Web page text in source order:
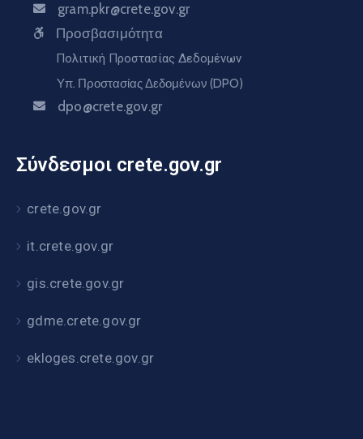
gram.pkr@crete.gov.gr
Προσβασιμότητα
Πολιτική Προστασίας Δεδομένων
Υπ. Προστασίας Δεδομένων (DPO)
dpo@crete.gov.gr
Σύνδεσμοι crete.gov.gr
crete.gov.gr
it.crete.gov.gr
gis.crete.gov.gr
gdme.crete.gov.gr
ekloges.crete.gov.gr